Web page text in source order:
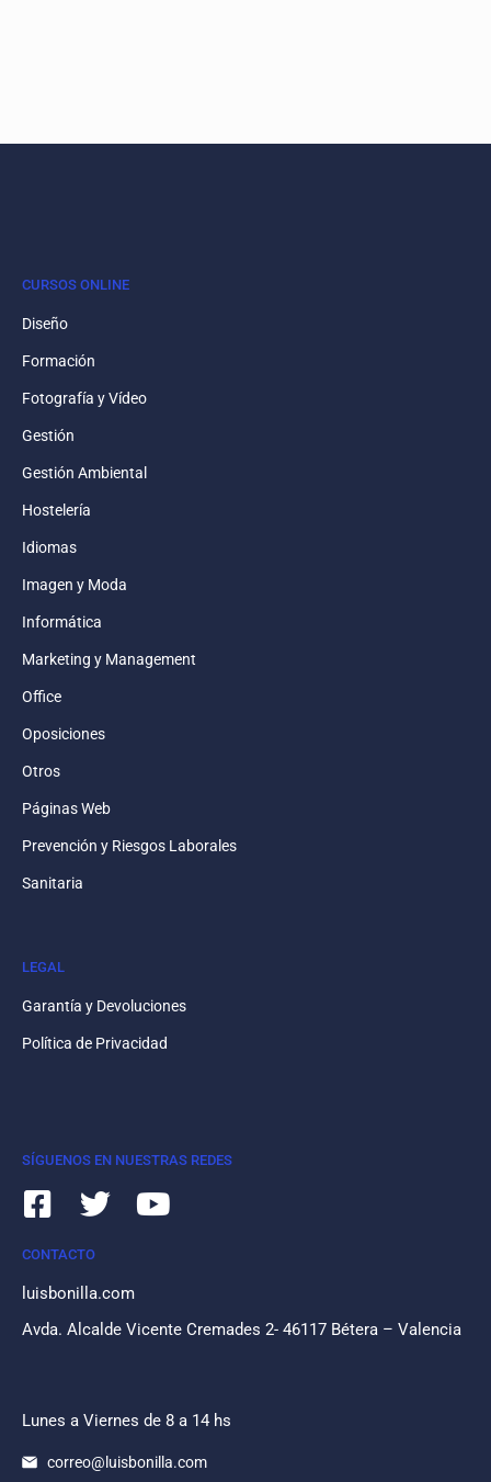
CURSOS ONLINE
Diseño
Formación
Fotografía y Vídeo
Gestión
Gestión Ambiental
Hostelería
Idiomas
Imagen y Moda
Informática
Marketing y Management
Office
Oposiciones
Otros
Páginas Web
Prevención y Riesgos Laborales
Sanitaria
LEGAL
Garantía y Devoluciones
Política de Privacidad
SÍGUENOS EN NUESTRAS REDES
CONTACTO
luisbonilla.com
Avda. Alcalde Vicente Cremades 2- 46117 Bétera – Valencia
Lunes a Viernes de 8 a 14 hs
correo@luisbonilla.com